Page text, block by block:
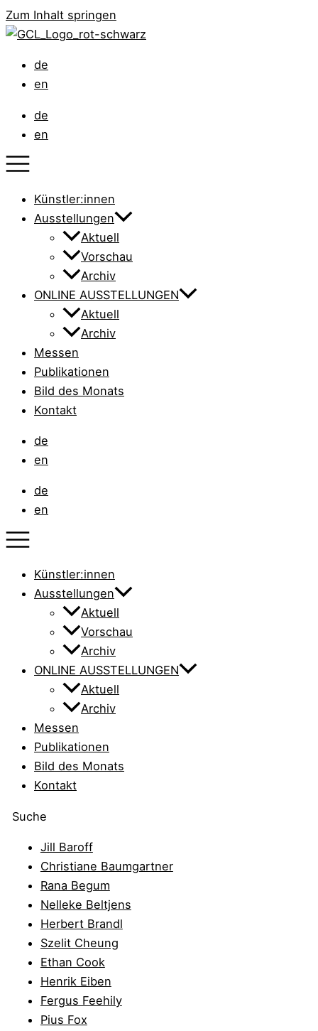
Zum Inhalt springen
de
en
de
en
Künstler:innen
Ausstellungen
Aktuell
Vorschau
Archiv
ONLINE AUSSTELLUNGEN
Aktuell
Archiv
Messen
Publikationen
Bild des Monats
Kontakt
de
en
de
en
Künstler:innen
Ausstellungen
Aktuell
Vorschau
Archiv
ONLINE AUSSTELLUNGEN
Aktuell
Archiv
Messen
Publikationen
Bild des Monats
Kontakt
Suche
Jill Baroff
Christiane Baumgartner
Rana Begum
Nelleke Beltjens
Herbert Brandl
Szelit Cheung
Ethan Cook
Henrik Eiben
Fergus Feehily
Pius Fox